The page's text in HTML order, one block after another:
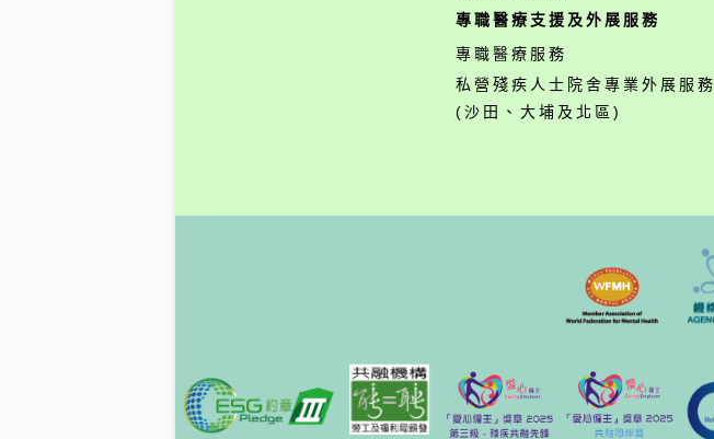
專職醫療支援及外展服務
專職醫療服務
私營殘疾人士院舍專業外展服務
(沙田、大埔及北區)